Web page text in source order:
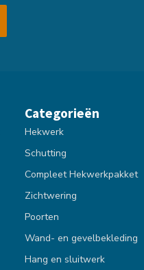
Categorieën
Hekwerk
Schutting
Compleet Hekwerkpakket
Zichtwering
Poorten
Wand- en gevelbekleding
Hang en sluitwerk